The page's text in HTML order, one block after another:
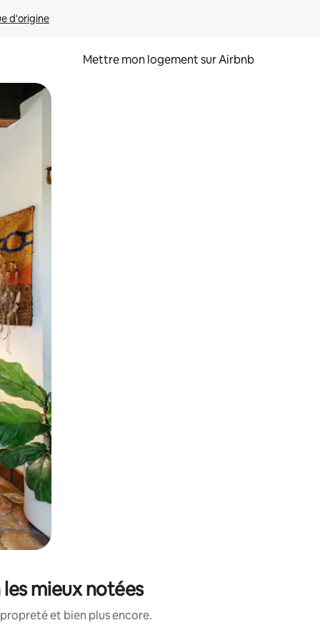
d'origine
Mettre mon logement sur Airbnb
glisser.
mieux notées
et bien plus encore.